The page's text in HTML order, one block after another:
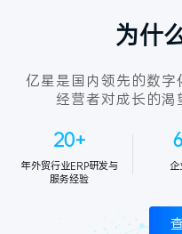
为什
亿星是国内领先的数
经营者对成长的渴
20+
年外贸行业ERP研发与
服务经验